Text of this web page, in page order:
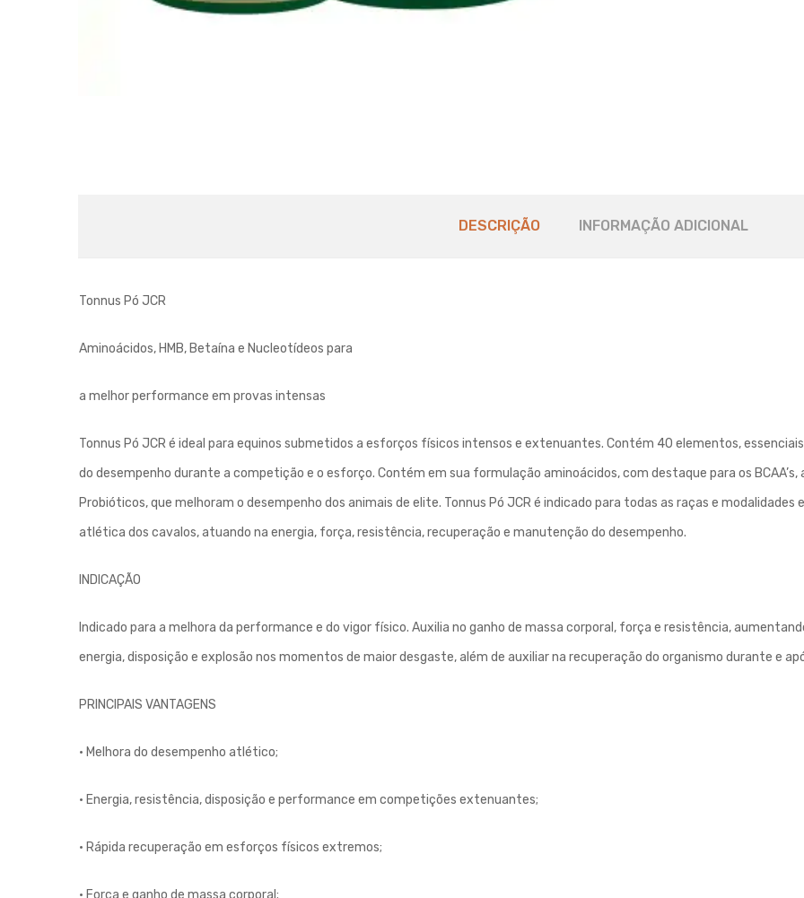
DESCRIÇÃO INFORMAÇÃO ADICIONAL
Tonnus Pó JCR
Aminoácidos, HMB, Betaína e Nucleotídeos para
a melhor performance em provas intensas
Tonnus Pó JCR é ideal para equinos submetidos a esforços físicos intensos e extenuantes. Contém 40 elementos,
do desempenho durante a competição e o esforço. Contém em sua formulação aminoácidos, com destaque para os BCAA’s,
Probióticos, que melhoram o desempenho dos animais de elite. Tonnus Pó JCR é indicado para todas as raças e
atlética dos cavalos, atuando na energia, força, resistência, recuperação e manutenção do desempenho.
INDICAÇÃO
Indicado para a melhora da performance e do vigor físico. Auxilia no ganho de massa corporal, força e resistência,
energia, disposição e explosão nos momentos de maior desgaste, além de auxiliar na recuperação do organismo durante e
PRINCIPAIS VANTAGENS
• Melhora do desempenho atlético;
• Energia, resistência, disposição e performance em competições extenuantes;
• Rápida recuperação em esforços físicos extremos;